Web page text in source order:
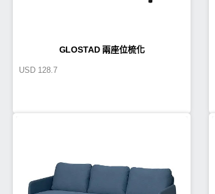
GLOSTAD 兩座位梳化
USD 128.7